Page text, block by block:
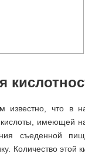
известно, что в
кислоты, имеющей
съеденной
Количество этой